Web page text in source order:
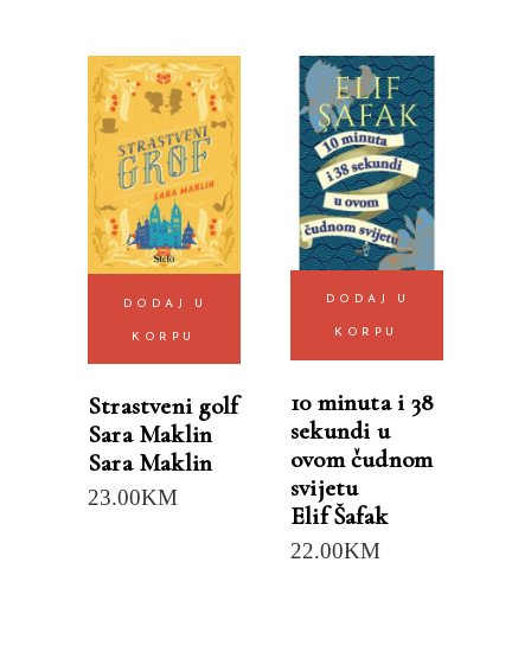
DODAJ U
KORPU
Strastveni golf
Sara Maklin
Sara Maklin
23.00KM
DODAJ U
KORPU
10 minuta i 38
sekundi u
ovom čudnom
svijetu
Elif Šafak
22.00KM